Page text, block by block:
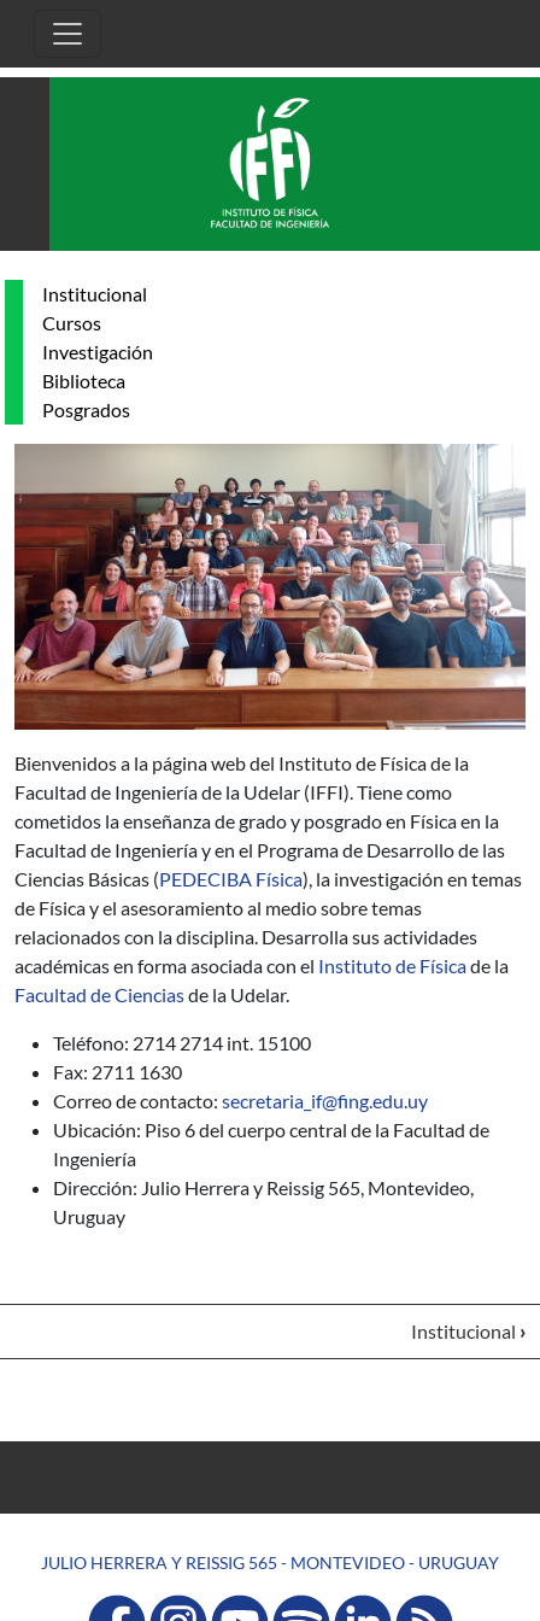
Institucional
Cursos
Investigación
Biblioteca
Posgrados
Bienvenidos a la página web del Instituto de Física de la
Facultad de Ingeniería de la Udelar (IFFI). Tiene como
cometidos la enseñanza de grado y posgrado en Física en la
Facultad de Ingeniería y en el Programa de Desarrollo de las
Ciencias Básicas (PEDECIBA Física), la investigación en temas
de Física y el asesoramiento al medio sobre temas
relacionados con la disciplina. Desarrolla sus actividades
académicas en forma asociada con el Instituto de Físicade la
Facultad de Cienciasde la Udelar.
Teléfono: 2714 2714 int. 15100
Fax: 2711 1630
Correo de contacto: secretaria_if@fing.edu.uy
Ubicación: Piso 6 del cuerpo central de la Facultad de
Ingeniería
Dirección: Julio Herrera y Reissig 565, Montevideo,
Uruguay
Institucional ›
JULIO HERRERA Y REISSIG 565 - MONTEVIDEO - URUGUAY